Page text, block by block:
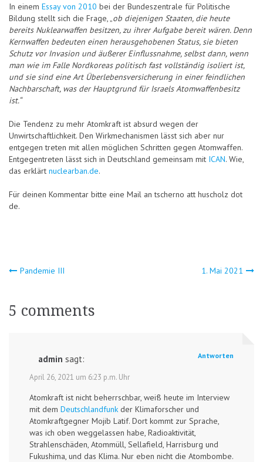
In einem Essay von 2010 bei der Bundeszentrale für Politische
Bildung stellt sich die Frage, „ ob diejenigen Staaten, die heute
bereits Nuklearwaffen besitzen, zu ihrer Aufgabe bereit wären. Denn
Kernwaffen bedeuten einen herausgehobenen Status, sie bieten
Schutz vor Invasion und äußerer Einflussnahme, selbst dann, wenn
man wie im Falle Nordkoreas politisch fast vollständig isoliert ist,
und sie sind eine Art Überlebensversicherung in einer feindlichen
Nachbarschaft, was der Hauptgrund für Israels Atomwaffenbesitz
ist.“
Die Tendenz zu mehr Atomkraft ist absurd wegen der
Unwirtschaftlichkeit. Den Wirkmechanismen lässt sich aber nur
entgegen treten mit allen möglichen Schritten gegen Atomwaffen.
Entgegentreten lässt sich in Deutschland gemeinsam mit ICAN. Wie,
das erklärt nuclearban.de.
Für deinen Kommentar bitte eine Mail an tscherno att huscholz dot
de.
Beitragsnavigation
Pandemie III 1. Mai 2021
5 comments
admin sagt:
April 26, 2021 um 6:23 p.m. Uhr
Atomkraft ist nicht beherrschbar, weiß heute im Interview
mit dem Deutschlandfunk der Klimaforscher und
Atomkraftgegner Mojib Latif. Dort kommt zur Sprache,
was ich oben weggelassen habe, Radioaktivität,
Strahlenschäden, Atommüll, Sellafield, Harrisburg und
Fukushima, und das Klima. Nur eben nicht die Atombombe.
Antworten